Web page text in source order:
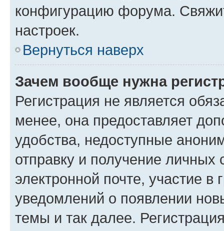
конфигурацию форума.
настроек.
Вернуться наверх
Зачем вообще нужна
Регистрация не является
менее, она предоставляет
удобства, недоступные
отправку и получение
электронной почте, участие в
уведомлений о появлении
темы и так далее.